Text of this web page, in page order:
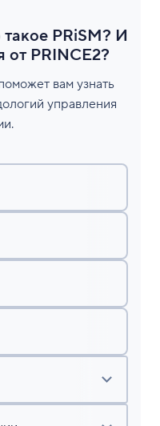
PRiSM? И
от PRINCE2?
вам узнать
управления